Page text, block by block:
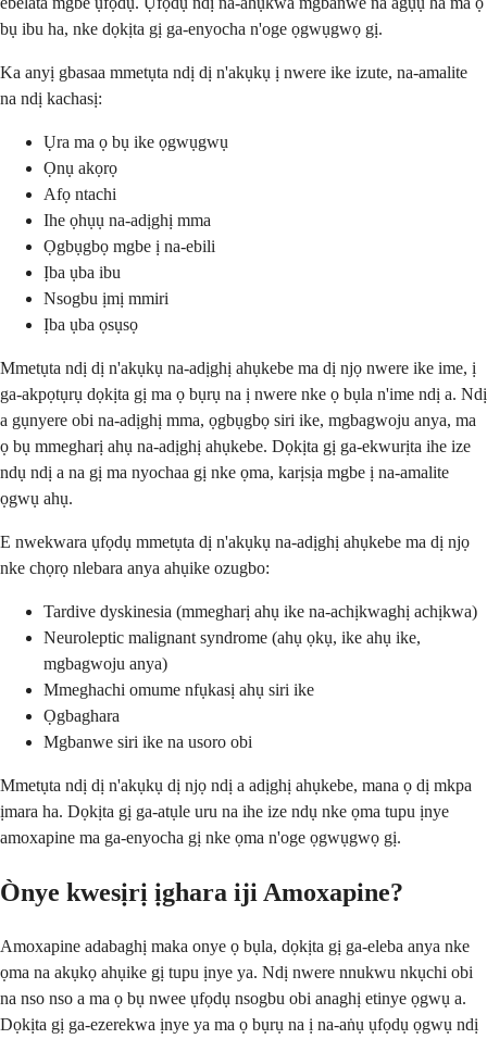
bụ ibu ha, nke dọkịta gị ga-enyocha n'oge ọgwụgwọ gị.
Ka anyị gbasaa mmetụta ndị dị n'akụkụ ị nwere ike izute, na-amalite
na ndị kachasị:
Ụra ma ọ bụ ike ọgwụgwụ
Ọnụ akọrọ
Afọ ntachi
Ihe ọhụụ na-adịghị mma
Ọgbụgbọ mgbe ị na-ebili
Ịba ụba ibu
Nsogbu ịmị mmiri
Ịba ụba ọsụsọ
Mmetụta ndị dị n'akụkụ na-adịghị ahụkebe ma dị njọ nwere ike ime, ị
ga-akpọtụrụ dọkịta gị ma ọ bụrụ na ị nwere nke ọ bụla n'ime ndị a. Ndị
a gụnyere obi na-adịghị mma, ọgbụgbọ siri ike, mgbagwoju anya, ma
ọ bụ mmegharị ahụ na-adịghị ahụkebe. Dọkịta gị ga-ekwurịta ihe ize
ndụ ndị a na gị ma nyochaa gị nke ọma, karịsịa mgbe ị na-amalite
ọgwụ ahụ.
E nwekwara ụfọdụ mmetụta dị n'akụkụ na-adịghị ahụkebe ma dị njọ
nke chọrọ nlebara anya ahụike ozugbo:
Tardive dyskinesia (mmegharị ahụ ike na-achịkwaghị achịkwa)
Neuroleptic malignant syndrome (ahụ ọkụ, ike ahụ ike,
mgbagwoju anya)
Mmeghachi omume nfụkasị ahụ siri ike
Ọgbaghara
Mgbanwe siri ike na usoro obi
Mmetụta ndị dị n'akụkụ dị njọ ndị a adịghị ahụkebe, mana ọ dị mkpa
ịmara ha. Dọkịta gị ga-atụle uru na ihe ize ndụ nke ọma tupu ịnye
amoxapine ma ga-enyocha gị nke ọma n'oge ọgwụgwọ gị.
Ònye kwesịrị ịghara iji Amoxapine?
Amoxapine adabaghị maka onye ọ bụla, dọkịta gị ga-eleba anya nke
ọma na akụkọ ahụike gị tupu ịnye ya. Ndị nwere nnukwu nkụchi obi
na nso nso a ma ọ bụ nwee ụfọdụ nsogbu obi anaghị etinye ọgwụ a.
Dọkịta gị ga-ezerekwa ịnye ya ma ọ bụrụ na ị na-aṅụ ụfọdụ ọgwụ ndị